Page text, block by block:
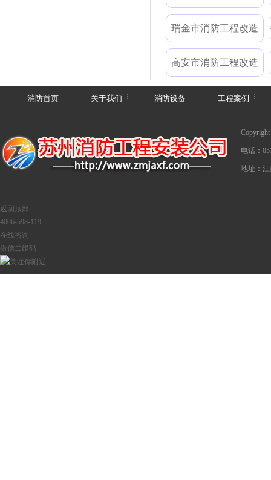
瑞金市消防工程改造
高安市消防工程改造
消防首页 关于我们 消防设备 工程案例
电话：
地址：
返回顶部
4006-598-119
在线咨询
微信二维码